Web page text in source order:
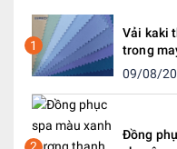
1
Vải kaki
trong
09/08/
Đồng